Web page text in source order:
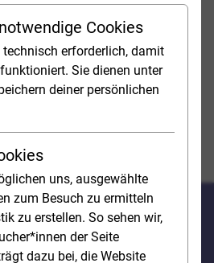
Cookies
technisch erforderlich, damit
Sie dienen unter
deiner persönlichen
uns, ausgewählte
zum Besuch zu ermitteln
zu erstellen. So sehen wir,
der Seite
dazu bei, die Website
Studienfelder
-pädagogik
-management, -